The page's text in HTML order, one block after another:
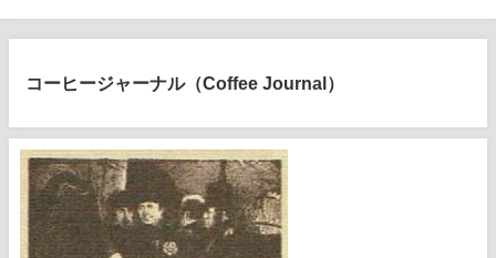
コーヒージャーナル（Coffee Journal）